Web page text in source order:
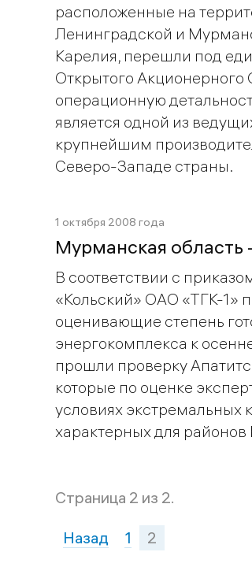
расположенные на
Ленинградской и
Карелия, перешли под
Открытого Акционерного
операционную
является одной из
крупнейшим
Северо-Западе страны.
1 октября 2008 года
Мурманская область
В соответствии с
«Кольский» ОАО «ТГК-1»
оценивающие степень
энергокомплекса к
прошли проверку
которые по оценке
условиях экстремальных
характерных для
Страница 2 из 2.
Назад 1 2